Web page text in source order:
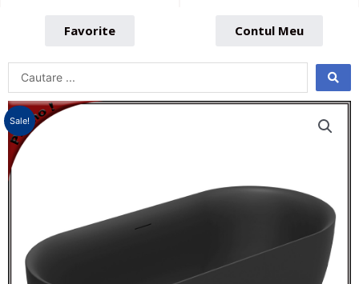
Favorite Contul Meu
Sale!